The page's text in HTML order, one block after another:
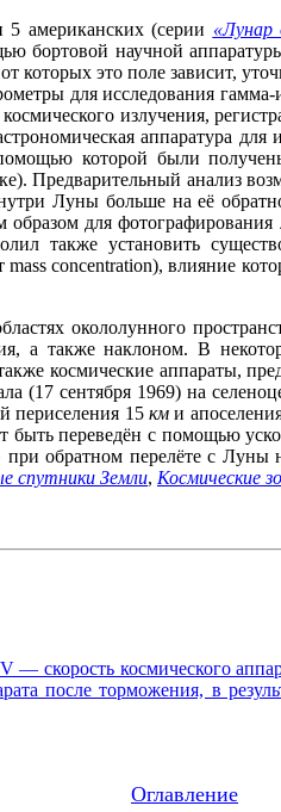
5 американских (серии «Лунар
бортовой научной
это поле зависит,
для исследования
излучения,
аппаратура для
которой были
Предварительный анализ
Луны больше на её
для
также установить
concentration), влияние
окололунного
а также наклоном. В
космические аппараты,
(17 сентября 1969) на
периселения 15 кми
переведён с помощью
обратном перелёте с
спутники Земли, Космические
— скорость космического
после торможения, в
Оглавление